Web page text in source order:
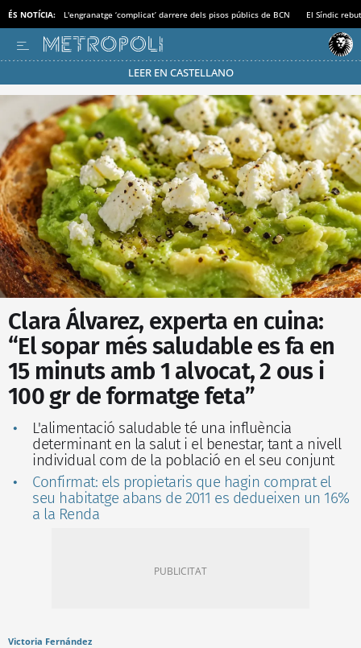
ÉS NOTÍCIA: L'engranatge ‘complicat’ darrere dels pisos públics de BCN El Síndic
LEER EN CASTELLANO
Passa’t al mode estalvi
Clara Álvarez, experta en cuina:
“El sopar més saludable es fa en
15 minuts amb 1 alvocat, 2 ous i
100 gr de formatge feta”
L'alimentació saludable té una influència
determinant en la salut i el benestar, tant a nivell
individual com de la població en el seu conjunt
Confirmat: els propietaris que hagin comprat el
seu habitatge abans de 2011 es dedueixen un 16%
a la Renda
Victoria Fernández